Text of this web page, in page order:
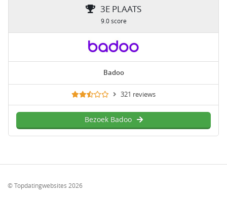
3E PLAATS
9.0 score
Badoo
321 reviews
Bezoek Badoo
© Topdatingwebsites 2026